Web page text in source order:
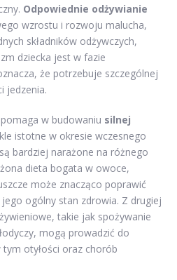
Odpowiednie odżywianie
wzrostu i rozwoju malucha,
składników odżywczych,
dziecka jest w fazie
że potrzebuje szczególnej
jedzenia.
w budowaniu silnej
istotne w okresie wczesnego
bardziej narażone na różnego
dieta bogata w owoce,
może znacząco poprawić
ogólny stan zdrowia. Z drugiej
takie jak spożywanie
mogą prowadzić do
otyłości oraz chorób